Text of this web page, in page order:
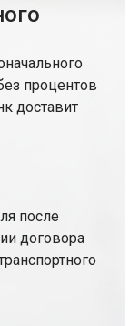
процентов
доставит
после
договора